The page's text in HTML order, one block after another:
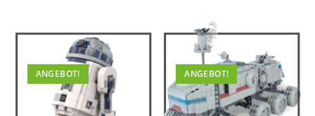
Die
Produktseite
gewählt
werden
ANGEBOT! ANGEBOT!